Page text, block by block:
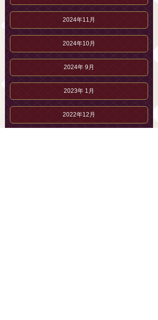
2024年11月
2024年10月
2024年 9月
2023年 1月
2022年12月